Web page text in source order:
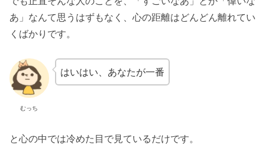
あ」なんて思うはずもなく、心の距離はどんどん離れてい
くばかりです。
むっち
はいはい、あなたが一番
と心の中では冷めた目で見ているだけです。